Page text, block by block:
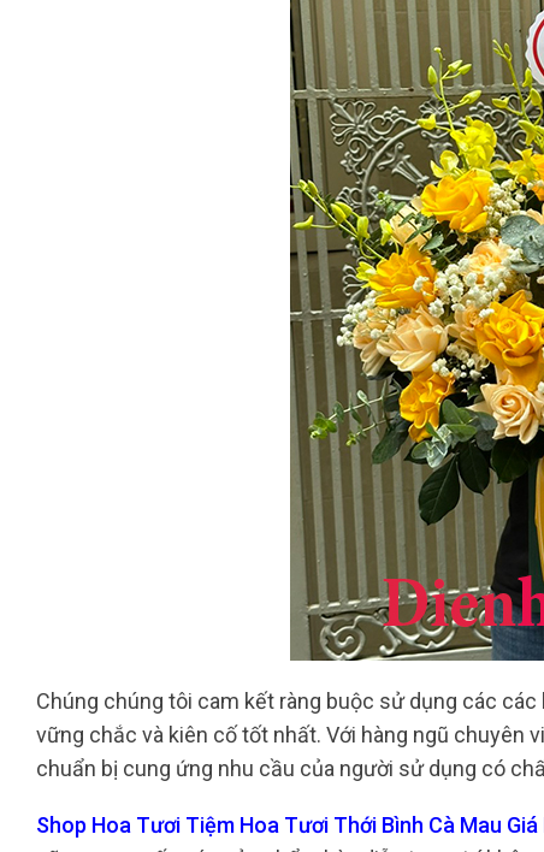
Chúng chúng tôi cam kết ràng buộc sử dụng các
vững chắc và kiên cố tốt nhất. Với hàng ngũ chuyên
chuẩn bị cung ứng nhu cầu của người sử dụng có
Shop Hoa Tươi Tiệm Hoa Tươi Thới Bình Cà Mau Giá